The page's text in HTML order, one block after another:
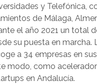
y Telefónica,
de Málaga,
el año 2021 un total
su puesta en marcha.
a 34 empresas en sus
modo, como
en Andalucía.